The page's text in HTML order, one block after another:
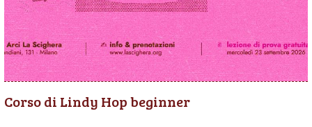
Corso di Lindy Hop beginner